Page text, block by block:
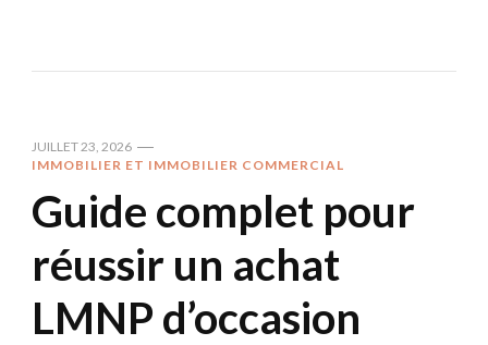
JUILLET 23, 2026
IMMOBILIER ET IMMOBILIER COMMERCIAL
Guide complet pour
réussir un achat
LMNP d’occasion